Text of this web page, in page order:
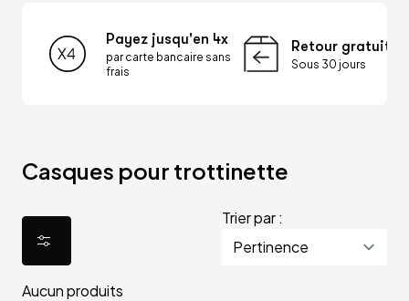
Payez jusqu'en 4x
par carte bancaire sans
frais
Retour gratuit
Sous 30 jours
Casques pour trottinette
Trier par :
Aucun produits